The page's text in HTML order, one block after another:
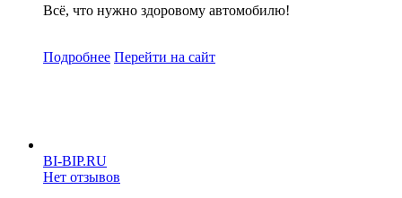
Всё, что нужно здоровому автомобилю!
Подробнее Перейти на сайт
BI-BIP.RU
Нет отзывов